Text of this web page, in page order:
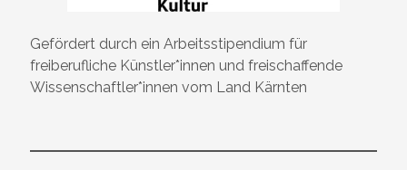
Gefördert durch ein Arbeitsstipendium für
freiberufliche Künstler*innen und freischaffende
Wissenschaftler*innen vom Land Kärnten